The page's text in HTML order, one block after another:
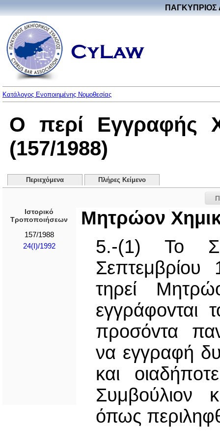
ΠΑΓΚΥΠΡΙΟΣ
Κατάλογος Ενοποιημένης Νομοθεσίας
Ο περί Εγγραφής
(157/1988)
Περιεχόμενα Πλήρες Κείμενο
Ιστορικό
Τροποποιήσεων
157/1988
24(I)/1992
Μητρώον
5.-(1) Το
Σεπτεμβρίου
τηρεί
εγγράφovται
πρoσόvτα
να εγγραφή
και
Συμβούλιον
όπως